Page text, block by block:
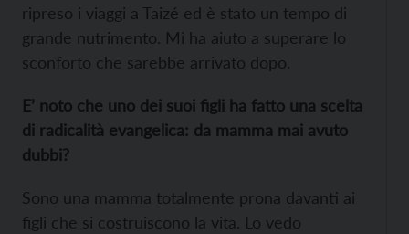
ripreso i viaggi a Taizé ed è stato un tempo di
grande nutrimento. Mi ha aiuto a superare lo
sconforto che sarebbe arrivato dopo.
E’ noto che uno dei suoi figli ha fatto una scelta
di radicalità evangelica: da mamma mai avuto
dubbi?
Sono una mamma totalmente prona davanti ai
figli che si costruiscono la vita. Lo vedo